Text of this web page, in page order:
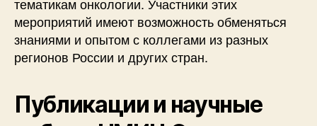
мероприятий имеют возможность обменяться
знаниями и опытом с коллегами из разных
регионов России и других стран.
Публикации и научные